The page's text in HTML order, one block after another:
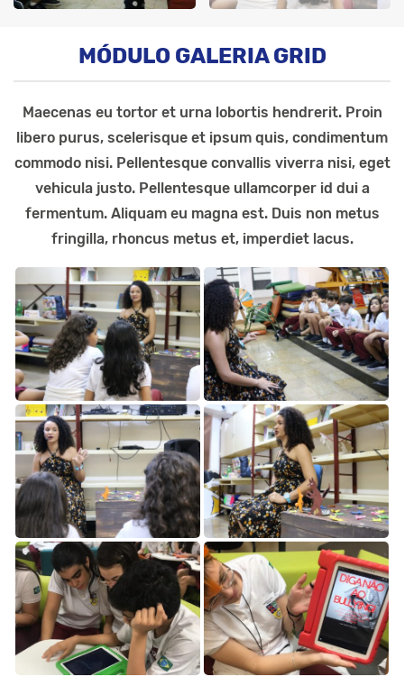
MÓDULO GALERIA GRID
Maecenas eu tortor et urna lobortis hendrerit. Proin
libero purus, scelerisque et ipsum quis, condimentum
commodo nisi. Pellentesque convallis viverra nisi, eget
vehicula justo. Pellentesque ullamcorper id dui a
fermentum. Aliquam eu magna est. Duis non metus
fringilla, rhoncus metus et, imperdiet lacus.